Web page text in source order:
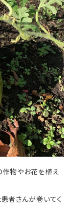
作物やお花を植え
者さんが巻いてく